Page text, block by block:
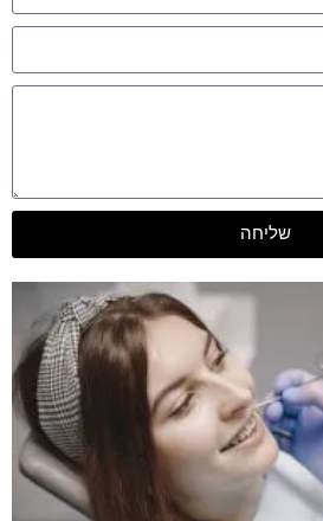
שליחה